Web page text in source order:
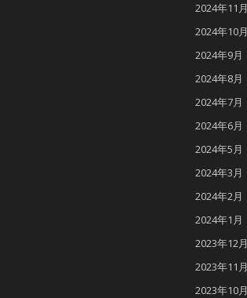
2024年11月
2024年10月
2024年9月
2024年8月
2024年7月
2024年6月
2024年5月
2024年3月
2024年2月
2024年1月
2023年12月
2023年11月
2023年10月